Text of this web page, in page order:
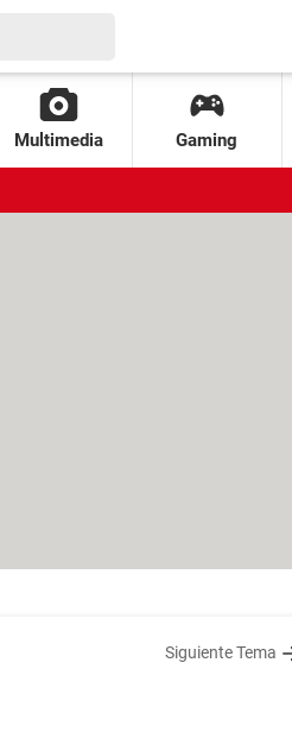
Multimedia Gaming
Siguiente Tema